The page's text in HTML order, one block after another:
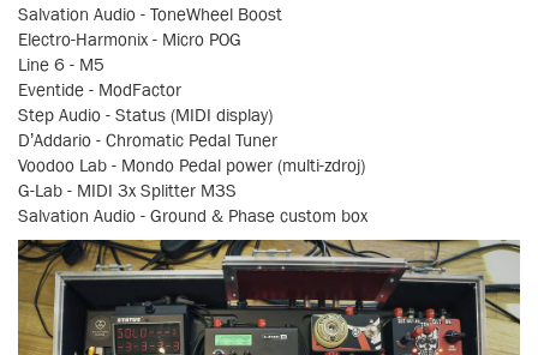
Salvation Audio - ToneWheel Boost
Electro-Harmonix - Micro POG
Line 6 - M5
Eventide - ModFactor
Step Audio - Status (MIDI display)
D’Addario - Chromatic Pedal Tuner
Voodoo Lab - Mondo Pedal power (multi-zdroj)
G-Lab - MIDI 3x Splitter M3S
Salvation Audio - Ground & Phase custom box